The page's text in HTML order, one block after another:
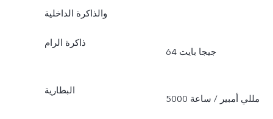
والذاكرة الداخلية
ذاكرة الرام
64 جيجا بايت
البطارية
5000 مللي أمبير / ساعة